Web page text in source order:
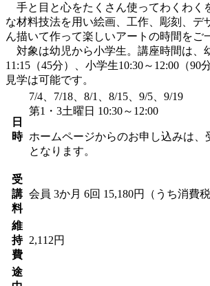
手と目と心をたくさん使ってわくわく
な材料技法を用い絵画、工作、彫刻、デ
ん描いて作って楽しいアートの時間をご
対象は幼児から小学生。講座時間は、
11:15（45分）、小学生10:30～12:00（90
見学は可能です。
日
時
7/4、7/18、8/1、8/15、9/5、9/19
第1・3土曜日 10:30～12:00
ホームページからのお申し込みは、
となります。
受
講
料
会員 3か月 6回 15,180円（うち消費税
維
持
費
2,112円
途